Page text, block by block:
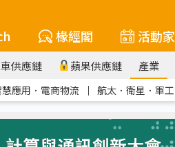
椽經閣 活動家
供應鏈 蘋果供應鏈 產業
應用．電商物流 ｜ 航太．衛星．軍工